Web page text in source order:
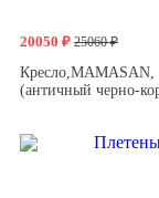
20050 ₽ 25060 ₽
Кресло,MAMASAN,
(античный черно-